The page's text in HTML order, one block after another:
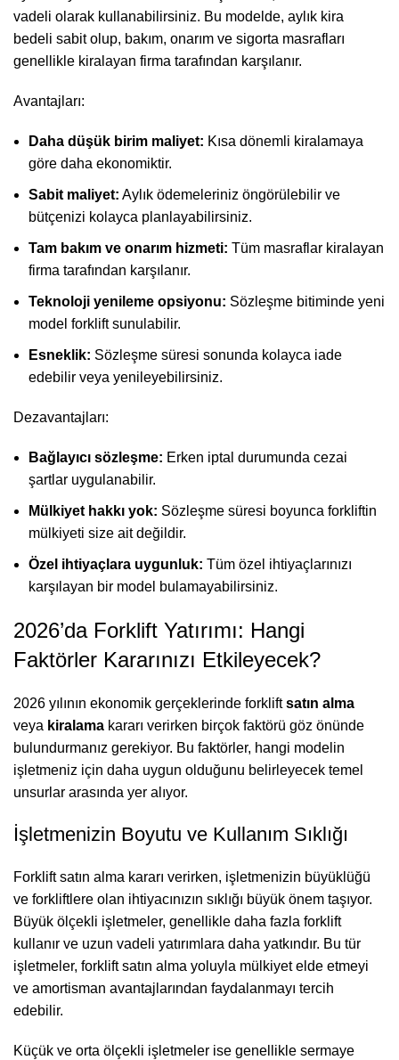
vadeli olarak kullanabilirsiniz. Bu modelde, aylık kira
bedeli sabit olup, bakım, onarım ve sigorta masrafları
genellikle kiralayan firma tarafından karşılanır.
Avantajları:
Daha düşük birim maliyet: Kısa dönemli kiralamaya
göre daha ekonomiktir.
Sabit maliyet: Aylık ödemeleriniz öngörülebilir ve
bütçenizi kolayca planlayabilirsiniz.
Tam bakım ve onarım hizmeti: Tüm masraflar kiralayan
firma tarafından karşılanır.
Teknoloji yenileme opsiyonu: Sözleşme bitiminde yeni
model forklift sunulabilir.
Esneklik: Sözleşme süresi sonunda kolayca iade
edebilir veya yenileyebilirsiniz.
Dezavantajları:
Bağlayıcı sözleşme: Erken iptal durumunda cezai
şartlar uygulanabilir.
Mülkiyet hakkı yok: Sözleşme süresi boyunca forkliftin
mülkiyeti size ait değildir.
Özel ihtiyaçlara uygunluk: Tüm özel ihtiyaçlarınızı
karşılayan bir model bulamayabilirsiniz.
2026’da Forklift Yatırımı: Hangi
Faktörler Kararınızı Etkileyecek?
2026 yılının ekonomik gerçeklerinde forkliftsatın alma
veya kiralama kararı verirken birçok faktörü göz önünde
bulundurmanız gerekiyor. Bu faktörler, hangi modelin
işletmeniz için daha uygun olduğunu belirleyecek temel
unsurlar arasında yer alıyor.
İşletmenizin Boyutu ve Kullanım Sıklığı
Forklift satın alma kararı verirken, işletmenizin büyüklüğü
ve forkliftlere olan ihtiyacınızın sıklığı büyük önem taşıyor.
Büyük ölçekli işletmeler, genellikle daha fazla forklift
kullanır ve uzun vadeli yatırımlara daha yatkındır. Bu tür
işletmeler, forklift satın alma yoluyla mülkiyet elde etmeyi
ve amortisman avantajlarından faydalanmayı tercih
edebilir.
Küçük ve orta ölçekli işletmeler ise genellikle sermaye